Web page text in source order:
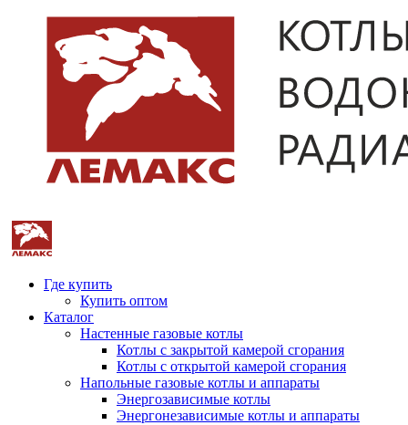
Где купить
Купить оптом
Каталог
Настенные газовые котлы
Котлы с закрытой камерой сгорания
Котлы с открытой камерой сгорания
Напольные газовые котлы и аппараты
Энергозависимые котлы
Энергонезависимые котлы и аппараты